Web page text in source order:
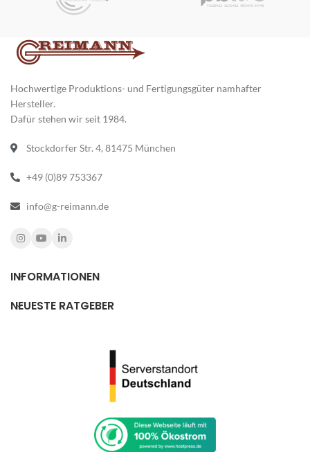
Hochwertige Produktions- und Fertigungsgüter namhafter
Hersteller.
Dafür stehen wir seit 1984.
Stockdorfer Str. 4, 81475 München
+49 (0)89 753367
info@g-reimann.de
INFORMATIONEN
NEUESTE RATGEBER